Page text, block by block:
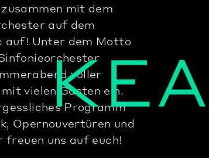
mit dem
auf dem
auf! Unter dem Motto
voller
vielen Gästen ein.
Programm
Opernouvertüren und
freuen uns auf euch!